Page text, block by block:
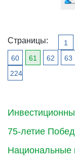
75-летие
Национальные
Страницы: 1
60
61 62 63
224